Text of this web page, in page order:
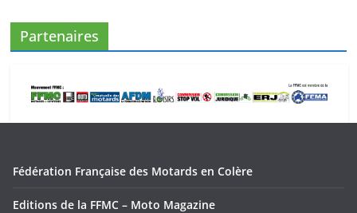
Partenaires
Fédération Française des Motards en Colère
Editions de la FFMC – Moto Magazine